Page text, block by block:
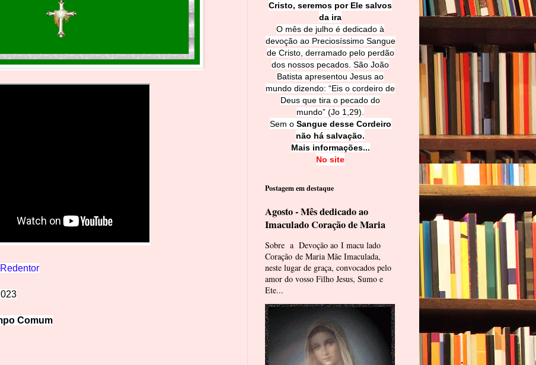
Comum
Cristo, seremos por Ele salvos
da ira
O mês de julho é dedicado à
devoção ao Preciosíssimo Sangue
de Cristo, derramado pelo perdão
dos nossos pecados. São João
Batista apresentou Jesus ao
mundo dizendo: “Eis o cordeiro de
Deus que tira o pecado do
mundo” (Jo 1,29).
Sem o Sangue desse Cordeiro
não há salvação.
Mais informações...
No site
Postagem em destaque
Agosto - Mês dedicado ao
Imaculado Coração de Maria
Sobre a Devoção ao I macu lado
Coração de Maria Mãe Imaculada,
neste lugar de graça, convocados pelo
amor do vosso Filho Jesus, Sumo e
Ete...